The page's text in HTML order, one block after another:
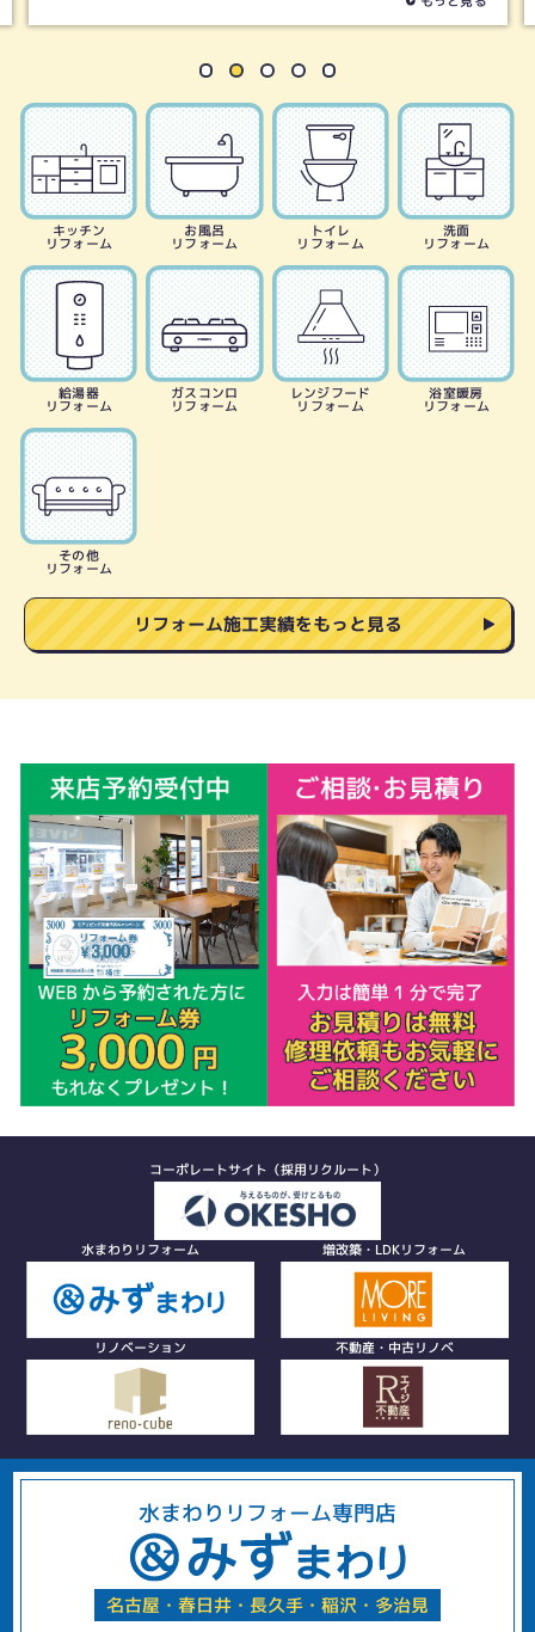
キッチン
リフォーム
お風呂
リフォーム
トイレ
リフォーム
洗面
リフォーム
給湯器
リフォーム
ガスコンロ
リフォーム
レンジフード
リフォーム
浴室暖房
リフォーム
その他
リフォーム
リフォーム施工実績をもっと見る
コーポレートサイト（採用リクルート）
水まわりリフォーム 増改築・LDKリフォーム
リノベーション 不動産・中古リノベ
水まわりリフォーム専門店
名古屋・春日井・長久手・稲沢・多治見